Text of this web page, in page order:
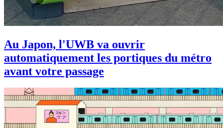
Au Japon, l'UWB va ouvrir
automatiquement les portiques du métro
avant votre passage